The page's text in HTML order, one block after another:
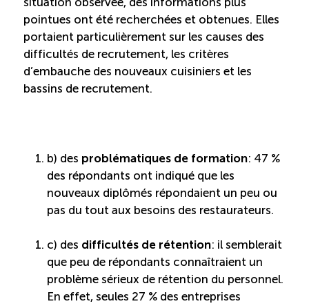
pointues ont été recherchées et obtenues. Elles
portaient particulièrement sur les causes des
difficultés de recrutement, les critères
d’embauche des nouveaux cuisiniers et les
bassins de recrutement.
b) des problématiques de formation: 47 %
des répondants ont indiqué que les
nouveaux diplômés répondaient un peu ou
pas du tout aux besoins des restaurateurs.
c) des difficultés de rétention: il semblerait
que peu de répondants connaîtraient un
problème sérieux de rétention du personnel.
En effet, seules 27 % des entreprises